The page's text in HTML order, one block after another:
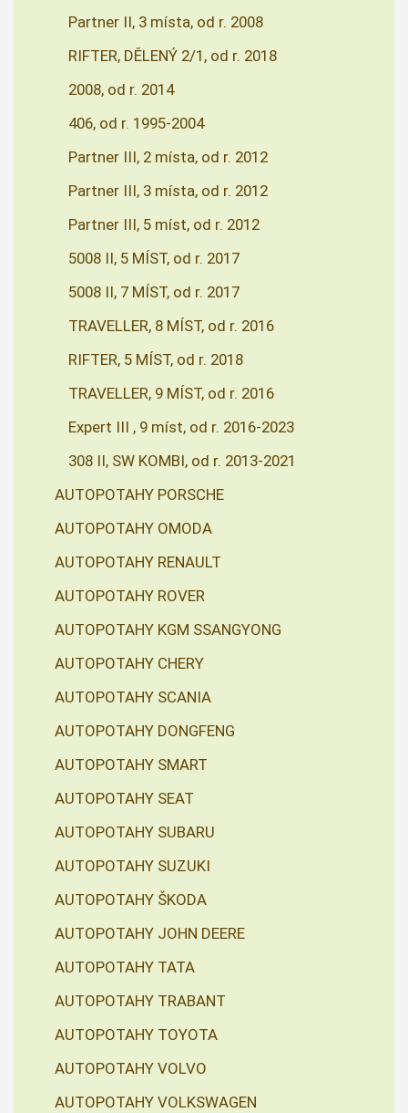
Partner II, 3 místa, od r. 2008
RIFTER, DĚLENÝ 2/1, od r. 2018
2008, od r. 2014
406, od r. 1995-2004
Partner III, 2 místa, od r. 2012
Partner III, 3 místa, od r. 2012
Partner III, 5 míst, od r. 2012
5008 II, 5 MÍST, od r. 2017
5008 II, 7 MÍST, od r. 2017
TRAVELLER, 8 MÍST, od r. 2016
RIFTER, 5 MÍST, od r. 2018
TRAVELLER, 9 MÍST, od r. 2016
Expert III , 9 míst, od r. 2016-2023
308 II, SW KOMBI, od r. 2013-2021
AUTOPOTAHY PORSCHE
AUTOPOTAHY OMODA
AUTOPOTAHY RENAULT
AUTOPOTAHY ROVER
AUTOPOTAHY KGM SSANGYONG
AUTOPOTAHY CHERY
AUTOPOTAHY SCANIA
AUTOPOTAHY DONGFENG
AUTOPOTAHY SMART
AUTOPOTAHY SEAT
AUTOPOTAHY SUBARU
AUTOPOTAHY SUZUKI
AUTOPOTAHY ŠKODA
AUTOPOTAHY JOHN DEERE
AUTOPOTAHY TATA
AUTOPOTAHY TRABANT
AUTOPOTAHY TOYOTA
AUTOPOTAHY VOLVO
AUTOPOTAHY VOLKSWAGEN